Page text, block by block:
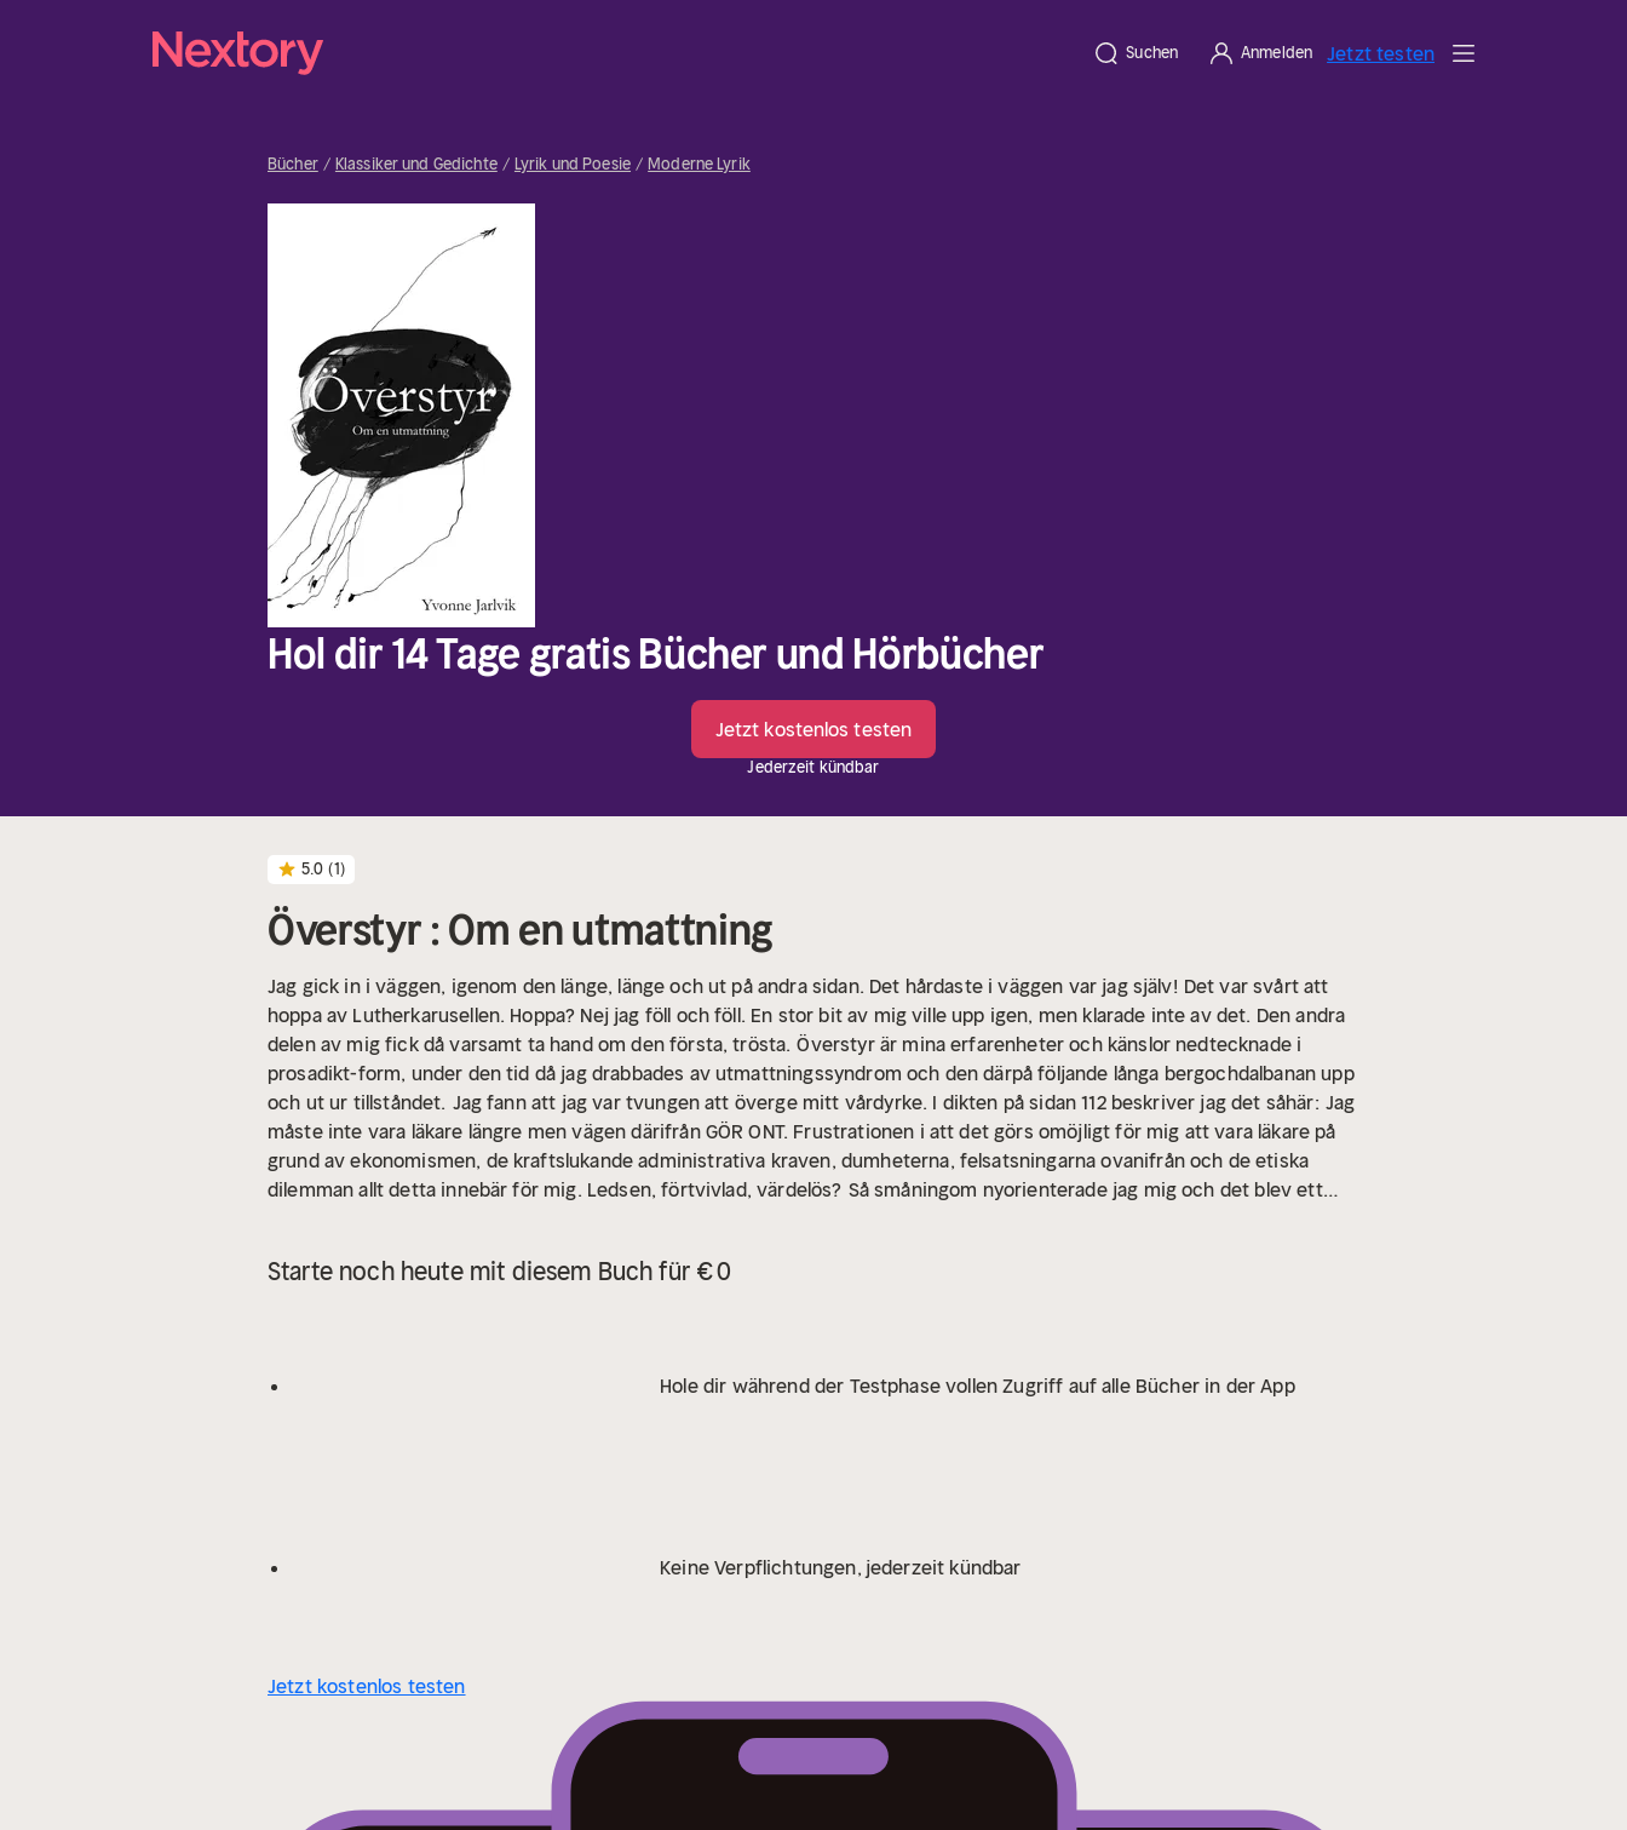
Suchen Anmelden Jetzt testen
Bücher Klassiker und Gedichte Lyrik und Poesie Moderne Lyrik
Hol dir 14 Tage gratis Bücher und Hörbücher
Jetzt kostenlos testen
Jederzeit kündbar
5.0 (1)
Överstyr : Om en utmattning
Jag gick in i väggen, igenom den länge, länge och ut på andra sidan. Det hårdaste i väggen var jag själv! Det var svårt att
hoppa av Lutherkarusellen. Hoppa? Nej jag föll och föll. En stor bit av mig ville upp igen, men klarade inte av det. Den andra
delen av mig fick då varsamt ta hand om den första, trösta. Överstyr är mina erfarenheter och känslor nedtecknade i
prosadikt-form, under den tid då jag drabbades av utmattningssyndrom och den därpå följande långa bergochdalbanan upp
och ut ur tillståndet. Jag fann att jag var tvungen att överge mitt vårdyrke. I dikten på sidan 112 beskriver jag det såhär: Jag
måste inte vara läkare längre men vägen därifrån GÖR ONT. Frustrationen i att det görs omöjligt för mig att vara läkare på
grund av ekonomismen, de kraftslukande administrativa kraven, dumheterna, felsatsningarna ovanifrån och de etiska
dilemman allt detta innebär för mig. Ledsen, förtvivlad, värdelös? Så småningom nyorienterade jag mig och det blev ett
Starte noch heute mit diesem Buch für € 0
Hole dir während der Testphase vollen Zugriff auf alle Bücher in der App
Keine Verpflichtungen, jederzeit kündbar
Jetzt kostenlos testen